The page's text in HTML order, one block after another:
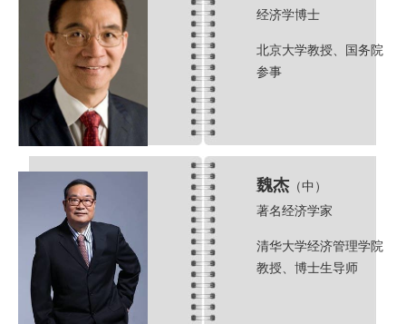
经济学博士
北京大学教授、国务院
参事
魏杰 （中）
著名经济学家
清华大学经济管理学院
教授、博士生导师